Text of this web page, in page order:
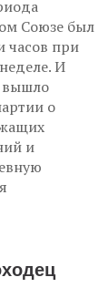
Союзе был
часов при
И
вышло
о
и